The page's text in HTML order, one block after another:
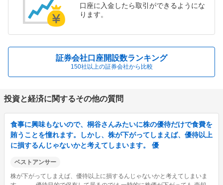
口座に入金したら取引ができるようにな
ります。
証券会社口座開設数ランキング
150社以上の証券会社から比較
投資と経済に関するその他の質問
食事に興味もないので、桐谷さんみたいに株の優待だけで食費を
賄うことを憧れます。しかし、株が下がってしまえば、優待以上
に損するんじゃないかと考えてしまいます。 優
ベストアンサー
株が下がってしまえば、優待以上に損するんじゃないかと考えてしまいま